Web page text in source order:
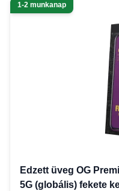
1-2 munkanap
Edzett üveg OG
5G (globális) fekete